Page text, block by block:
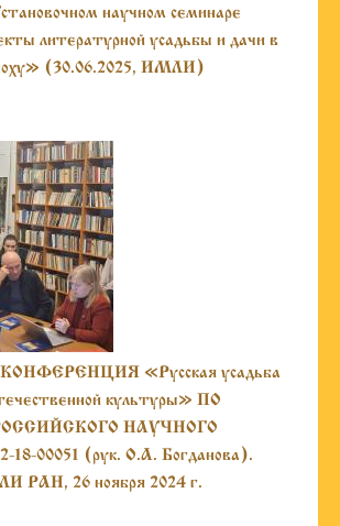
научном семинаре
литературной усадьбы и дачи в
(30.06.2025, ИМЛИ)
«Русская усадьба
культуры» ПО
НАУЧНОГО
00051 (рук. О.А. Богданова).
РАН, 26 ноября 2024 г.